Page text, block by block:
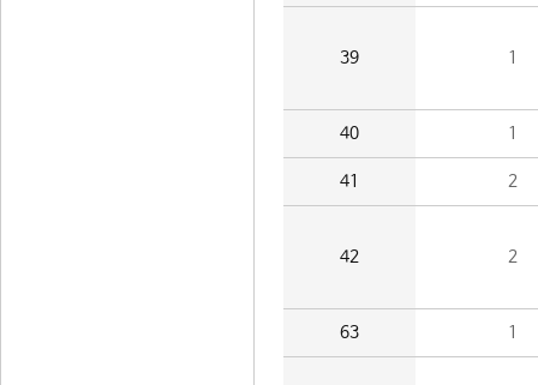
39 1
40 1
41 2
42 2
63 1